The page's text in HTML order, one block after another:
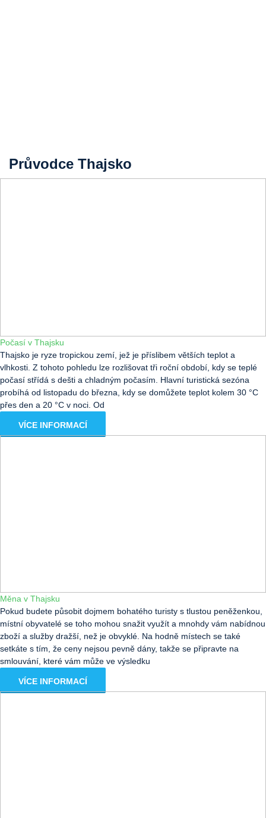
Průvodce Thajsko
Počasí v Thajsku
Thajsko je ryze tropickou zemí, jež je příslibem větších teplot a
vlhkosti. Z tohoto pohledu lze rozlišovat tři roční období, kdy se teplé
počasí střídá s dešti a chladným počasím. Hlavní turistická sezóna
probíhá od listopadu do března, kdy se domůžete teplot kolem 30 °C
přes den a 20 °C v noci. Od
VÍCE INFORMACÍ
Měna v Thajsku
Pokud budete působit dojmem bohatého turisty s tlustou peněženkou,
místní obyvatelé se toho mohou snažit využít a mnohdy vám nabídnou
zboží a služby dražší, než je obvyklé. Na hodně místech se také
setkáte s tím, že ceny nejsou pevně dány, takže se připravte na
smlouvání, které vám může ve výsledku
VÍCE INFORMACÍ